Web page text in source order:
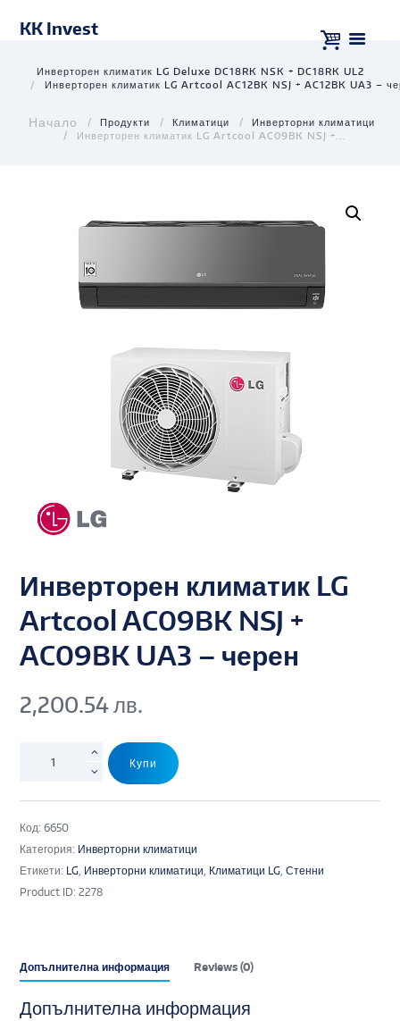
KK Invest
Инверторен климатик LG Deluxe DC18RK NSK + DC18RK UL2
Инверторен климатик LG Artcool AC12BK NSJ + AC12BK UA3 –
Продукти Климатици
Инверторни климатици
Инверторен климатик LG Artcool AC09BK NSJ +...
Инверторен климатик LG
Artcool AC09BK NSJ +
AC09BK UA3 – черен
2,200.54лв.
Купи
Код:6650
Категория: Инверторни климатици
Етикети: LG, Инверторни климатици, Климатици LG,Стенни
Product ID:2278
Допълнителна информация Reviews (0)
Допълнителна информация